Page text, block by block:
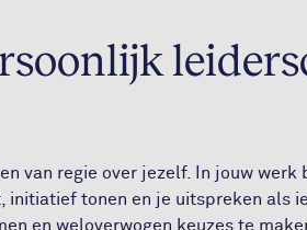
van regie over jezelf. In jouw werk
tonen en je uitspreken als
en weloverwogen keuzes te